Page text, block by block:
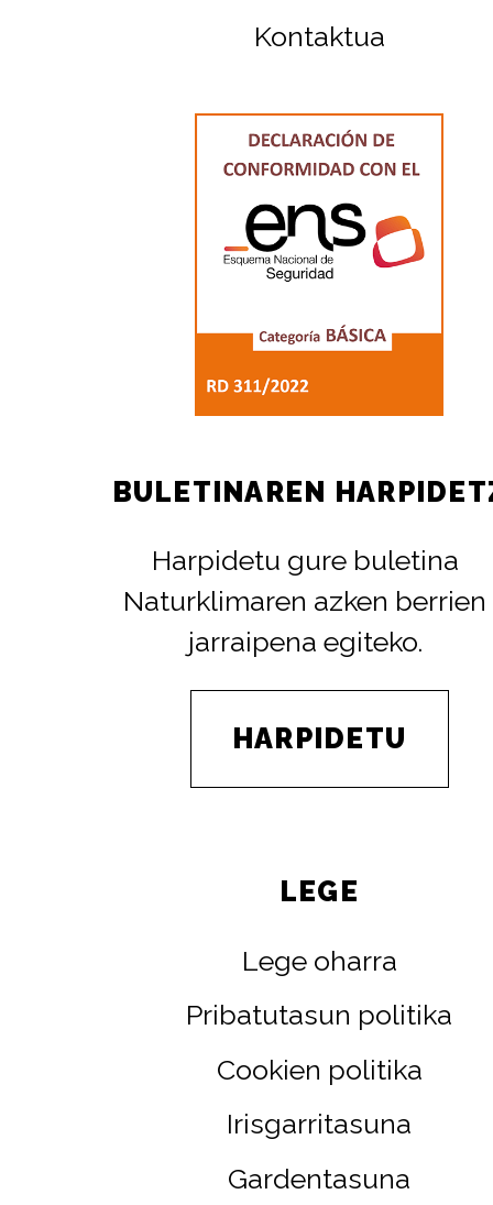
Kontaktua
BULETINAREN
Harpidetu gure buletina
Naturklimaren azken berrien
jarraipena egiteko.
HARPIDETU
LEGE
Lege oharra
Pribatutasun politika
Cookien politika
Irisgarritasuna
Gardentasuna